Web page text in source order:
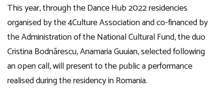
This year, through the Dance Hub 2022 residencies
organised by the 4Culture Association and co-financed by
the Administration of the National Cultural Fund, the duo
Cristina Bodnărescu, Anamaria Guuian, selected following
an open call, will present to the public a performance
realised during the residency in Romania.